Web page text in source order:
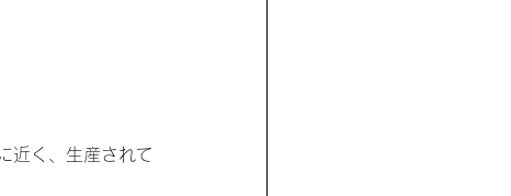
近く、生産されて